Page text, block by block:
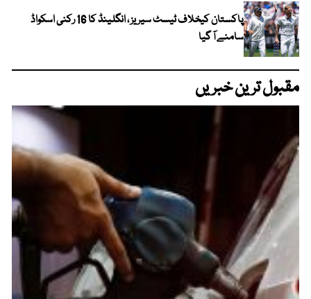
پاکستان کیخلاف ٹیسٹ سیریز ، انگلینڈ کا 16 رکنی اسکواڈ
سامنے آ گیا
مقبول ترین خبریں